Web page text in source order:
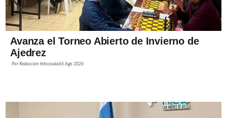
Avanza el Torneo Abierto de Invierno de
Ajedrez
PorRedacción Infociudad6 Ago 2026